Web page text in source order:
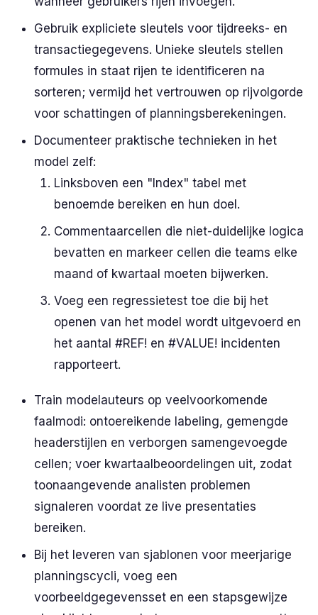
Gebruik expliciete sleutels voor tijdreeks- en
transactiegegevens. Unieke sleutels stellen
formules in staat rijen te identificeren na
sorteren; vermijd het vertrouwen op rijvolgorde
voor schattingen of planningsberekeningen.
Documenteer praktische technieken in het
model zelf:
Linksboven een "Index" tabel met
benoemde bereiken en hun doel.
Commentaarcellen die niet-duidelijke logica
bevatten en markeer cellen die teams elke
maand of kwartaal moeten bijwerken.
Voeg een regressietest toe die bij het
openen van het model wordt uitgevoerd en
het aantal #REF! en #VALUE! incidenten
rapporteert.
Train modelauteurs op veelvoorkomende
faalmodi: ontoereikende labeling, gemengde
headerstijlen en verborgen samengevoegde
cellen; voer kwartaalbeoordelingen uit, zodat
toonaangevende analisten problemen
signaleren voordat ze live presentaties
bereiken.
Bij het leveren van sjablonen voor meerjarige
planningscycli, voeg een
voorbeeldgegevensset en een stapsgewijze